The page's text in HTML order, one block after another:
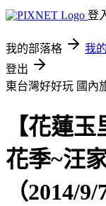
登
我的部落格 我
登出
東台灣好好玩 國內
【花蓮
花季~汪
（2014/9/